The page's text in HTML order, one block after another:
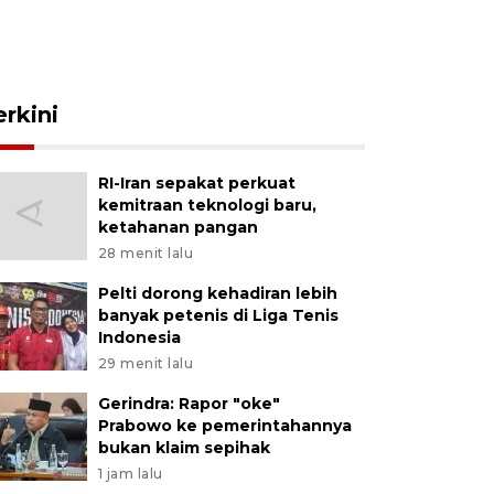
RI-Iran sepakat perkuat
kemitraan teknologi baru,
ketahanan pangan
28 menit lalu
Pelti dorong kehadiran lebih
banyak petenis di Liga Tenis
Indonesia
29 menit lalu
Gerindra: Rapor "oke"
Prabowo ke pemerintahannya
bukan klaim sepihak
1 jam lalu